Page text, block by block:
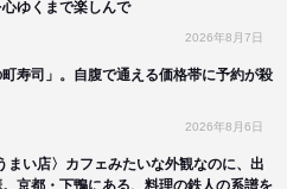
ゆくまで楽しんで
2026年8月7日
寿司」。自腹で通える価格帯に予約が殺
2026年8月6日
まい店〉カフェみたいな外観なのに、出
京都・下鴨にある、料理の鉄人の系譜を